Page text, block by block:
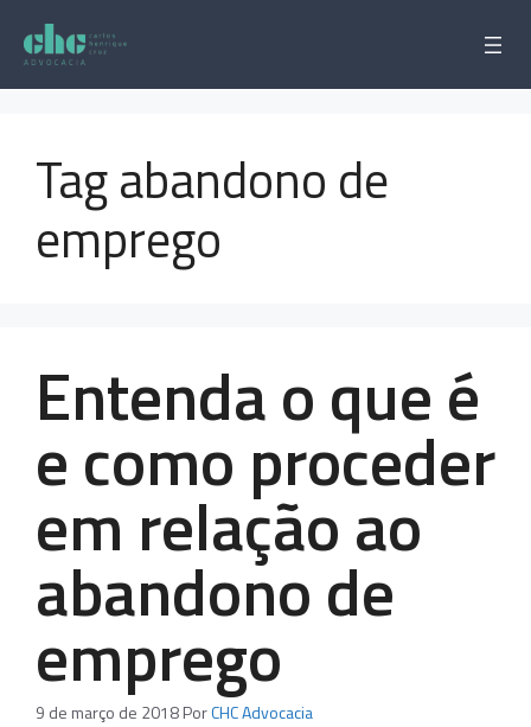
para
conteúdo
Tag abandono de
emprego
Entenda o que é
e como proceder
em relação ao
abandono de
emprego
9 de março de 2018PorCHC Advocacia